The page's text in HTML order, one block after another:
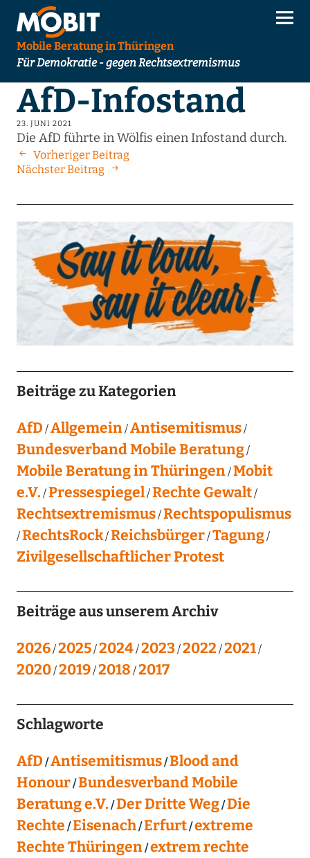
Mobile Beratung in Thüringen
Für Demokratie - gegen Rechtsextremismus
AfD-Infostand
23. JUNI 2021
Die AfD führte in Wölfis einen Infostand durch.
Vorheriger Beitrag
Nächster Beitrag
Beiträge zu Kategorien
AfD Allgemein Antisemitismus
Bundesverband Mobile Beratung
Mobile Beratung in Thüringen Mobit
e.V. Pressespiegel Rechte Gewalt
Rechtsextremismus Rechtspopulismus
RechtsRock Reichsbürger Tagung
Zivilgesellschaftlicher Protest
Beiträge aus unserem Archiv
2026 2025 2024 2023 2022 2021
2020 2019 2018 2017
Schlagworte
AfD Antisemitismus Blood and
Honour Bundesverband Mobile
Beratung e.V. Der Dritte Weg Die
Rechte Eisenach Erfurt extreme
Rechte Thüringen extrem rechte